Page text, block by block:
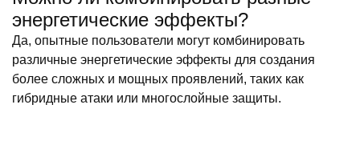
энергетические эффекты?
Да, опытные пользователи могут комбинировать
различные энергетические эффекты для создания
более сложных и мощных проявлений, таких как
гибридные атаки или многослойные защиты.